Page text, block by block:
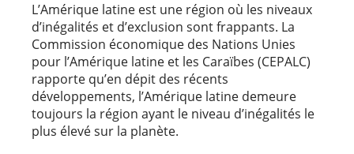
L’Amérique latine est une région où les niveaux
d’inégalités et d’exclusion sont frappants. La
Commission économique des Nations Unies
pour l’Amérique latine et les Caraïbes (CEPALC)
rapporte qu’en dépit des récents
développements, l’Amérique latine demeure
toujours la région ayant le niveau d’inégalités le
plus élevé sur la planète.